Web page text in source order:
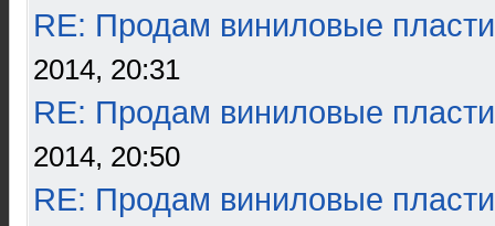
RE: Продам виниловые
2014, 20:31
RE: Продам виниловые
2014, 20:50
RE: Продам виниловые